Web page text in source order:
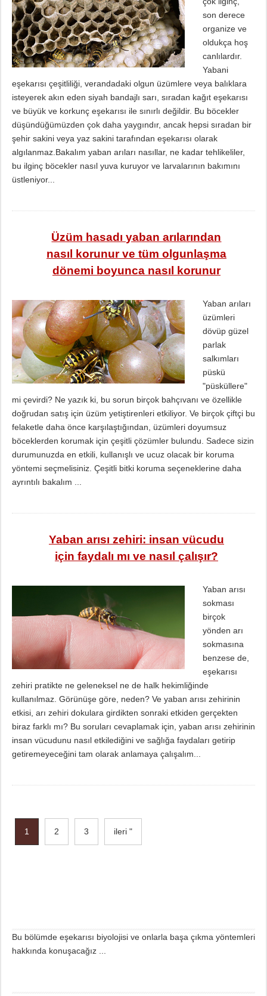
son derece
organize ve
oldukça hoş
canlılardır.
Yabani
eşekarısı çeşitliliği, verandadaki olgun üzümlere veya balıklara
isteyerek akın eden siyah bandajlı sarı, sıradan kağıt eşekarısı
ve büyük ve korkunç eşekarısı ile sınırlı değildir. Bu böcekler
düşündüğümüzden çok daha yaygındır, ancak hepsi sıradan bir
şehir sakini veya yaz sakini tarafından eşekarısı olarak
algılanmaz.Bakalım yaban arıları nasıllar, ne kadar tehlikeliler,
bu ilginç böcekler nasıl yuva kuruyor ve larvalarının bakımını
üstleniyor...
Üzüm hasadı yaban arılarından
nasıl korunur ve tüm olgunlaşma
dönemi boyunca nasıl korunur
Yaban arıları
üzümleri
dövüp güzel
parlak
salkımları
püskü
"püsküllere"
mi çevirdi? Ne yazık ki, bu sorun birçok bahçıvanı ve özellikle
doğrudan satış için üzüm yetiştirenleri etkiliyor. Ve birçok çiftçi bu
felaketle daha önce karşılaştığından, üzümleri doyumsuz
böceklerden korumak için çeşitli çözümler bulundu. Sadece sizin
durumunuzda en etkili, kullanışlı ve ucuz olacak bir koruma
yöntemi seçmelisiniz. Çeşitli bitki koruma seçeneklerine daha
ayrıntılı bakalım ...
Yaban arısı zehiri: insan vücudu
için faydalı mı ve nasıl çalışır?
Yaban arısı
sokması
birçok
yönden arı
sokmasına
benzese de,
eşekarısı
zehiri pratikte ne geleneksel ne de halk hekimliğinde
kullanılmaz. Görünüşe göre, neden? Ve yaban arısı zehirinin
etkisi, arı zehiri dokulara girdikten sonraki etkiden gerçekten
biraz farklı mı? Bu soruları cevaplamak için, yaban arısı zehirinin
insan vücudunu nasıl etkilediğini ve sağlığa faydaları getirip
getiremeyeceğini tam olarak anlamaya çalışalım...
1 2 3 ileri "
Bu bölümde eşekarısı biyolojisi ve onlarla başa çıkma yöntemleri
hakkında konuşacağız ...